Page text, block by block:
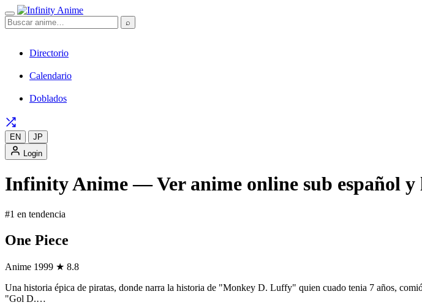
⌕
Directorio
Calendario
Doblados
EN
JP
Login
Infinity Anime — Ver anime online sub español
#1 en tendencia
One Piece
Anime 1999 ★ 8.8
Una historia épica de piratas, donde narra la historia de "Monkey D. Luffy" quien cuado tenia 7 años,
"Gol D.…